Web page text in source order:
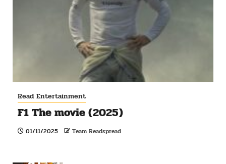
Read Entertainment
F1 The movie (2025)
01/11/2025 Team Readspread